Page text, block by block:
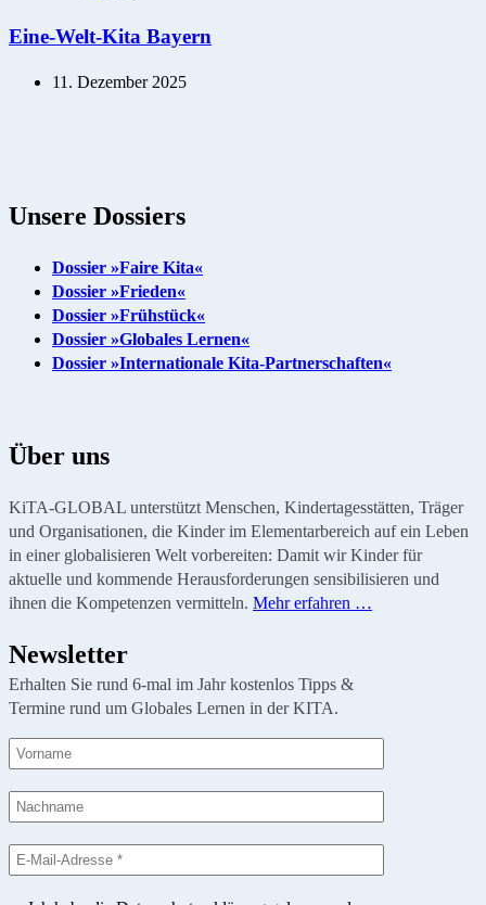
Eine-Welt-Kita Bayern
11. Dezember 2025
Unsere Dossiers
Dossier »Faire Kita«
Dossier »Frieden«
Dossier »Frühstück«
Dossier »Globales Lernen«
Dossier »Internationale Kita-Partnerschaften«
Über uns
KiTA-GLOBAL unterstützt Menschen, Kindertagesstätten, Träger
und Organisationen, die Kinder im Elementarbereich auf ein Leben
in einer globalisieren Welt vorbereiten: Damit wir Kinder für
aktuelle und kommende Herausforderungen sensibilisieren und
ihnen die Kompetenzen vermitteln. Mehr erfahren …
Newsletter
Erhalten Sie rund 6-mal im Jahr kostenlos Tipps &
Termine rund um Globales Lernen in der KITA.